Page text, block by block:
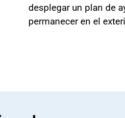
desplegar un plan de
permanecer en el